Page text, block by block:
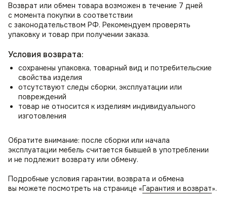
Возврат или обмен товара возможен в течение 7 дней
с момента покупки в соответствии
с законодательством РФ. Рекомендуем проверять
упаковку и товар при получении заказа.
Условия возврата:
сохранены упаковка, товарный вид и потребительские
свойства изделия
отсутствуют следы сборки, эксплуатации или
повреждений
товар не относится к изделиям индивидуального
изготовления
Обратите внимание: после сборки или начала
эксплуатации мебель считается бывшей в употреблении
и не подлежит возврату или обмену.
Подробные условия гарантии, возврата и обмена
вы можете посмотреть на странице «Гарантия и возврат».